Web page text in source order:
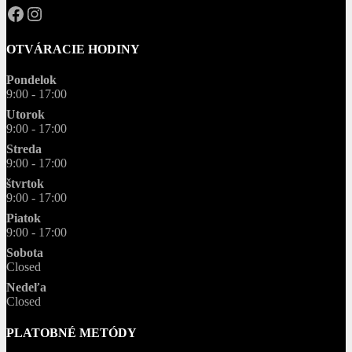
OPAL.drahokamy
opal.drahokamy
OTVÁRACIE HODINY
Pondelok
9:00 - 17:00
Utorok
9:00 - 17:00
Streda
9:00 - 17:00
štvrtok
9:00 - 17:00
Piatok
9:00 - 17:00
Sobota
Closed
Nedeľa
Closed
PLATOBNÉ METÓDY